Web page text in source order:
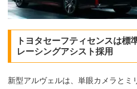
トヨタセーフティセンスは標
レーシングアシスト採用
新型アルヴェルは、単眼カメラとミ